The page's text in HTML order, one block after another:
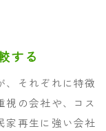
する
、それぞれに特徴
視の会社や、コス
家再生に強い会社